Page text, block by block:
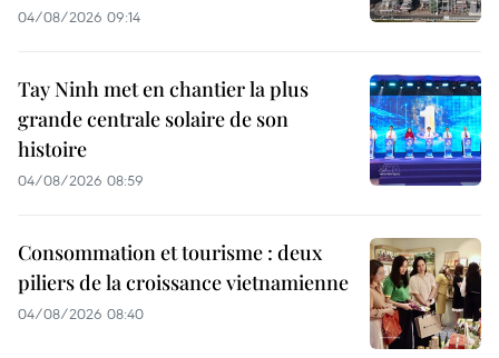
04/08/2026 09:14
Tay Ninh met en chantier la plus
grande centrale solaire de son
histoire
04/08/2026 08:59
Consommation et tourisme : deux
piliers de la croissance vietnamienne
04/08/2026 08:40